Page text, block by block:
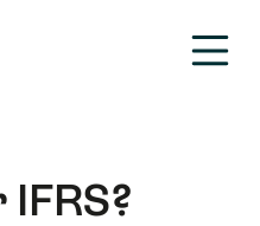
IFRS?